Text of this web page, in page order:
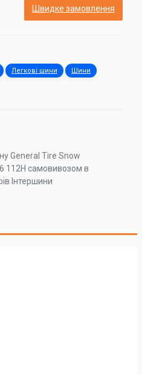
Швидке замовлення
Легкові шини Шини
General Tire Snow
112H самовивозом в
Інтершини